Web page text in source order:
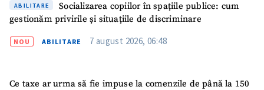
ABILITARE
Socializarea copiilor în spațiile publice: cum
gestionăm privirile și situațiile de discriminare
NOU ABILITARE 7 august 2026, 06:48
Ce taxe ar urma să fie impuse la comenzile de până la 150